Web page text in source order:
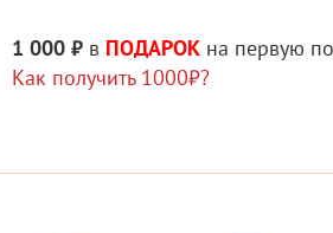
1 000 ₽ в ПОДАРОК на первую
Как получить 1000₽?